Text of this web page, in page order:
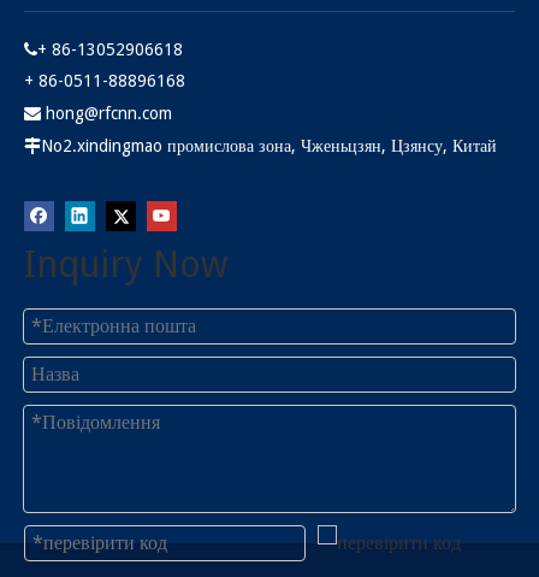
+ 86-13052906618
+ 86-0511-88896168
 hong@rfcnn.com
No2.xindingmao промислова зона, Чженьцзян, Цзянсу, Китай
Inquiry Now